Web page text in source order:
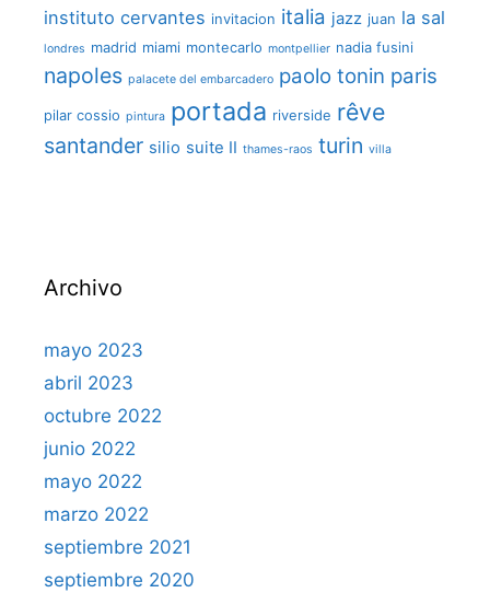
instituto cervantes invitacion italia jazz juan la sal
londres madrid miami montecarlo montpellier nadia fusini
napoles palacete del embarcadero paolo tonin paris
pilar cossio pintura portada riverside rêve
santander silio suite II thames-raos turin villa
Archivo
mayo 2023
abril 2023
octubre 2022
junio 2022
mayo 2022
marzo 2022
septiembre 2021
septiembre 2020